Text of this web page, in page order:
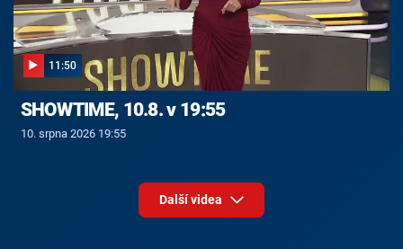
11:50
SHOWTIME, 10.8. v 19:55
10. srpna 2026 19:55
Další videa